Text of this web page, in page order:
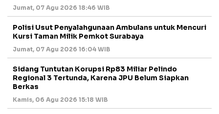
Jumat, 07 Agu 2026 18:46 WIB
Polisi Usut Penyalahgunaan Ambulans untuk Mencuri
Kursi Taman Milik Pemkot Surabaya
Jumat, 07 Agu 2026 16:04 WIB
Sidang Tuntutan Korupsi Rp83 Miliar Pelindo
Regional 3 Tertunda, Karena JPU Belum Siapkan
Berkas
Kamis, 06 Agu 2026 15:18 WIB